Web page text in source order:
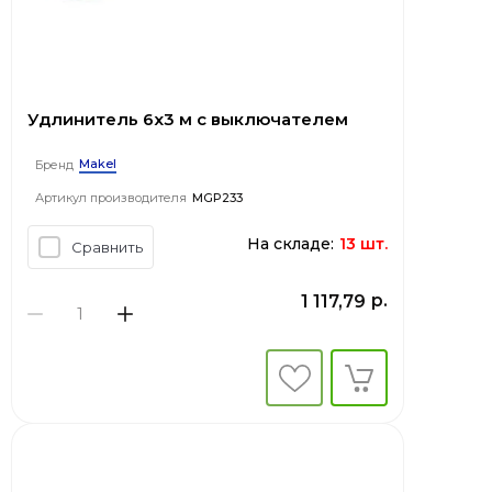
Удлинитель 6x3 м с выключателем
Бренд Makel
Артикул производителя MGP233
Сравнить На складе: 13 шт.
1 117,79 р.